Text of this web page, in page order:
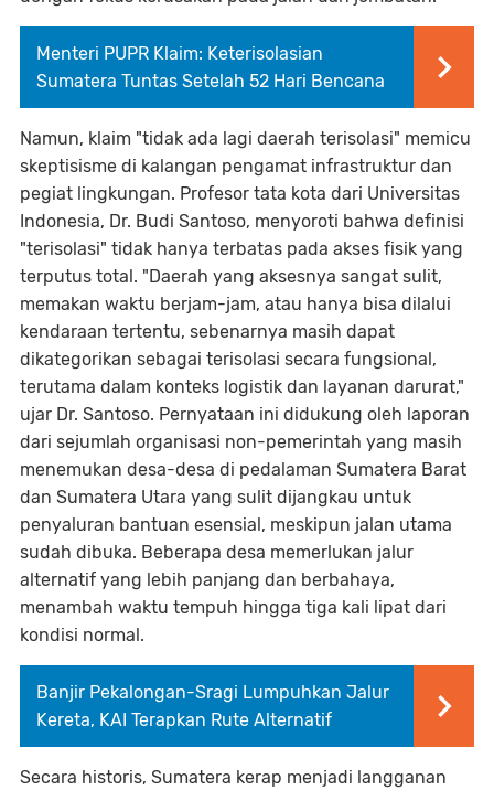
Menteri PUPR Klaim: Keterisolasian
Sumatera Tuntas Setelah 52 Hari Bencana
Namun, klaim "tidak ada lagi daerah terisolasi" memicu
skeptisisme di kalangan pengamat infrastruktur dan
pegiat lingkungan. Profesor tata kota dari Universitas
Indonesia, Dr. Budi Santoso, menyoroti bahwa definisi
"terisolasi" tidak hanya terbatas pada akses fisik yang
terputus total. "Daerah yang aksesnya sangat sulit,
memakan waktu berjam-jam, atau hanya bisa dilalui
kendaraan tertentu, sebenarnya masih dapat
dikategorikan sebagai terisolasi secara fungsional,
terutama dalam konteks logistik dan layanan darurat,"
ujar Dr. Santoso. Pernyataan ini didukung oleh laporan
dari sejumlah organisasi non-pemerintah yang masih
menemukan desa-desa di pedalaman Sumatera Barat
dan Sumatera Utara yang sulit dijangkau untuk
penyaluran bantuan esensial, meskipun jalan utama
sudah dibuka. Beberapa desa memerlukan jalur
alternatif yang lebih panjang dan berbahaya,
menambah waktu tempuh hingga tiga kali lipat dari
kondisi normal.
Banjir Pekalongan-Sragi Lumpuhkan Jalur
Kereta, KAI Terapkan Rute Alternatif
Secara historis, Sumatera kerap menjadi langganan